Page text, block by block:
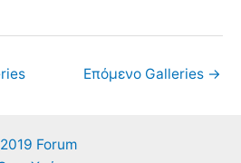
Επόμενο Galleries →
2019 Forum